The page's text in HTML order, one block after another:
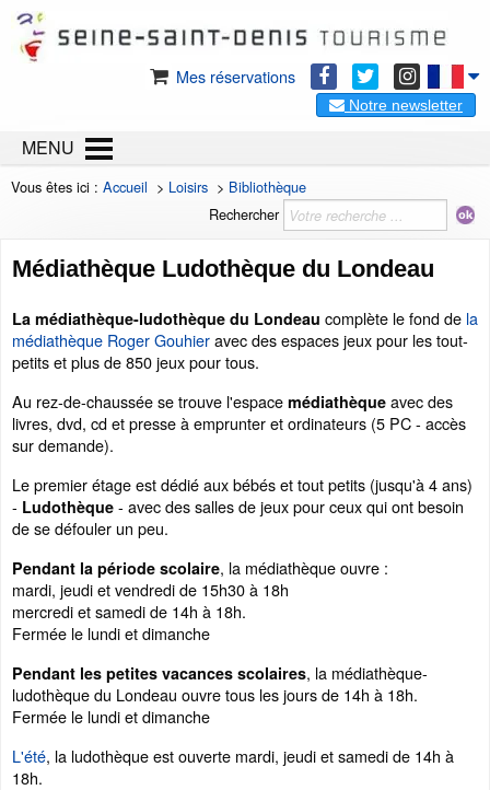
Mes réservations
Notre newsletter
MENU
Vous êtes ici : Accueil > Loisirs > Bibliothèque
Rechercher
Médiathèque Ludothèque du Londeau
La médiathèque-ludothèque du Londeau complète le fond de la
médiathèque Roger Gouhieravec des espaces jeux pour les tout-
petits et plus de 850 jeux pour tous.
Au rez-de-chaussée se trouve l'espace médiathèque avec des
livres, dvd, cd et presse à emprunter et ordinateurs (5 PC - accès
sur demande).
Le premier étage est dédié aux bébés et tout petits (jusqu'à 4 ans)
- Ludothèque - avec des salles de jeux pour ceux qui ont besoin
de se défouler un peu.
Pendant la période scolaire, la médiathèque ouvre :
mardi, jeudi et vendredi de 15h30 à 18h
mercredi et samedi de 14h à 18h.
Fermée le lundi et dimanche
Pendant les petites vacances scolaires, la médiathèque-
ludothèque du Londeau ouvre tous les jours de 14h à 18h.
Fermée le lundi et dimanche
L'été, la ludothèque est ouverte mardi, jeudi et samedi de 14h à
18h.